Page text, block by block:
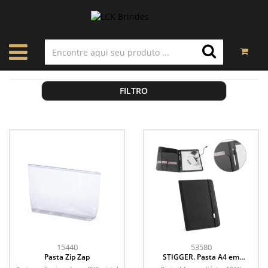
FILTRO
15440
Pasta Zip Zap
53580
STIGGER. Pasta A4 em
poliéster 100% reciclado 300D